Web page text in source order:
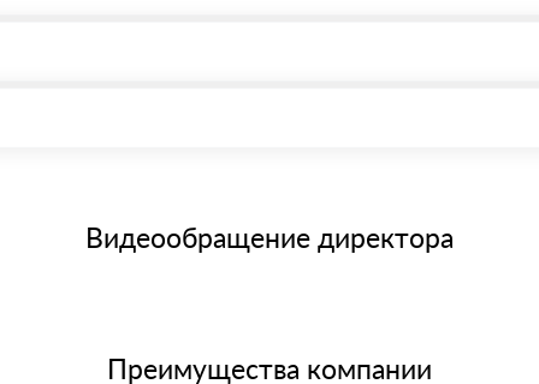
банковским картам
Видеообращение директора
Преимущества компании